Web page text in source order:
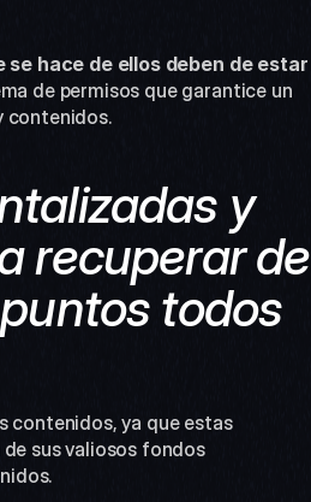
hace de ellos deben de estar
de permisos que garantice un
contenidos.
y
recuperar de
todos
contenidos, ya que estas
sus valiosos fondos